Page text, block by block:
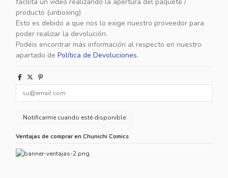
producto (unboxing)
Esto es debido a que nos lo exige nuestro proveedor para
poder realizar la devolución.
Podéis encontrar más información al respecto en nuestro
apartado de Política de Devoluciones.
Ventajas de comprar en Chunichi Comics